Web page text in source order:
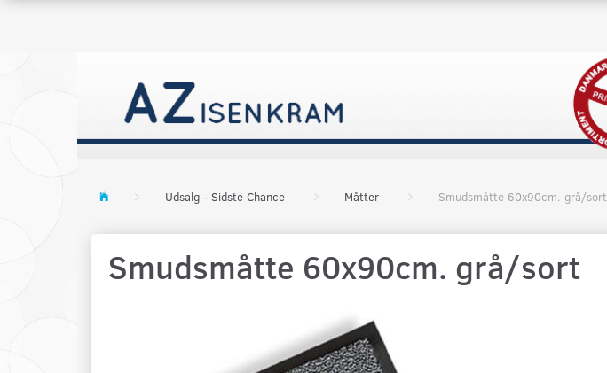
Udsalg - Sidste Chance Måtter Smudsmåtte 60x90cm. grå/sort
Smudsmåtte 60x90cm. grå/sort